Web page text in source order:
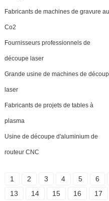
Fabricants de machines de gravure au
Co2
Fournisseurs professionnels de
découpe laser
Grande usine de machines de
laser
Fabricants de projets de tables à
plasma
Usine de découpe d'aluminium de
routeur CNC
1 2 3 4 5 6
13
14 15 16 17